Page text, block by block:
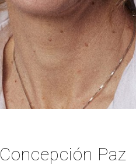
Concepción Paz